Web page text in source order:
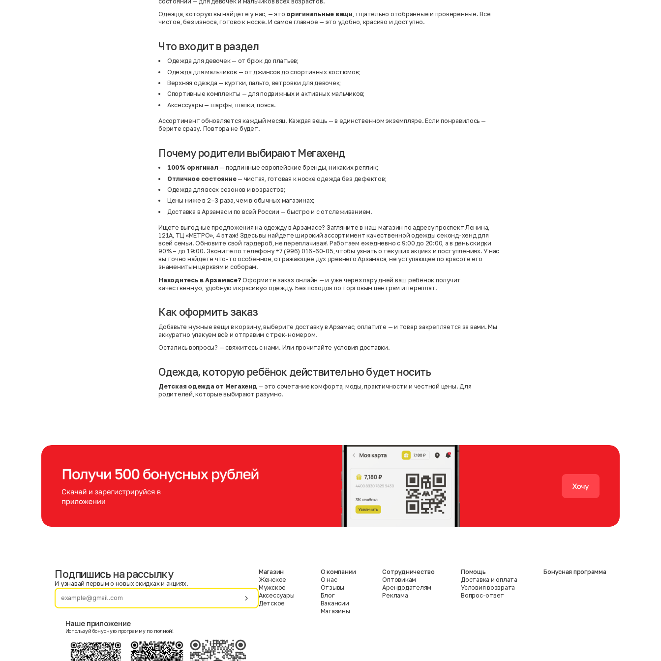
Одежда, которую вы найдёте у нас, — это оригинальные вещи, тщательно отобранные и проверенные. Всё
чистое, без износа, готово к носке. И самое главное — это удобно, красиво и доступно.
Что входит в раздел
Одежда для девочек— от брюк до платьев;
Одежда для мальчиков — от джинсов до спортивных костюмов;
Верхняя одежда — куртки, пальто, ветровки для девочек;
Спортивные комплекты — для подвижных и активных мальчиков;
Аксессуары — шарфы, шапки, пояса.
Ассортимент обновляется каждый месяц. Каждая вещь — в единственном экземпляре. Если понравилось —
берите сразу. Повтора не будет.
Почему родители выбирают Мегахенд
100% оригинал — подлинные европейские бренды, никаких реплик;
Отличное состояние— чистая, готовая к носке одежда без дефектов;
Одежда для всех сезонов и возрастов;
Цены ниже в 2–3 раза, чем в обычных магазинах;
Доставка в Арзамас и по всей России — быстро и с отслеживанием.
Ищете выгодные предложения на одежду в Арзамасе? Загляните в наш магазин по адресу проспект Ленина,
121А, ТЦ «МЕТРО», 4 этаж! Здесь вы найдете широкий ассортимент качественной одежды секонд-хенд для
всей семьи. Обновите свой гардероб, не переплачивая! Работаем ежедневно с 9:00 до 20:00, а в день скидки
90% – до 19:00. Звоните по телефону +7 (996) 016-60-05, чтобы узнать о текущих акциях и поступлениях. У нас
вы точно найдете что-то особенное, отражающее дух древнего Арзамаса, не уступающее по красоте его
знаменитым церквям и соборам!
Находитесь в Арзамасе? Оформите заказ онлайн — и уже через пару дней ваш ребёнок получит
качественную, удобную и красивую одежду. Без походов по торговым центрам и переплат.
Как оформить заказ
Добавьте нужные вещи в корзину, выберите доставку в Арзамас, оплатите — и товар закрепляется за вами. Мы
аккуратно упакуем всё и отправим с трек-номером.
Остались вопросы? — свяжитесь с нами. Или прочитайте условия доставки.
Одежда, которую ребёнок действительно будет носить
Детская одежда от Мегахенд — это сочетание комфорта, моды, практичности и честной цены. Для
родителей, которые выбирают разумно.
Фамилия
Женский
Подпишись на рассылку
И узнавай первым о новых скидках и акциях.
Наше приложение
Используй бонусную программу по полной!
Магазин
Женское
Мужское
Аксессуары
Детское
О компании
О нас
Отзывы
Блог
Вакансии
Магазины
Сотрудничество
Оптовикам
Арендодателям
Реклама
Помощь
Доставка и оплата
Условия возврата
Вопрос-ответ
Бонусная программа